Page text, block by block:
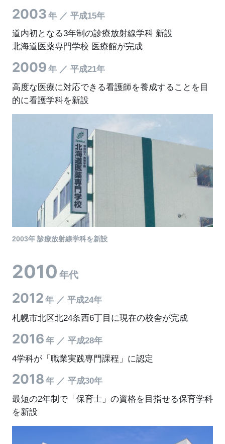
2003 年 ／ 平成15年
道内初となる3年制の診療放射線学科 新設
北海道医薬専門学校 医療館が完成
2009 年 ／ 平成21年
高度な医療に対応できる看護師を養成することを目
的に看護学科を新設
2003年 診療放射線学科を新設
2010 年代
2012 年 ／ 平成24年
札幌市北区北24条西6丁目に現在の校舎が完成
2016 年 ／ 平成28年
4学科が「職業実践専門課程」に認定
2018 年 ／ 平成30年
最短の2年制で「保育士」の資格を目指せる保育学科
を新設